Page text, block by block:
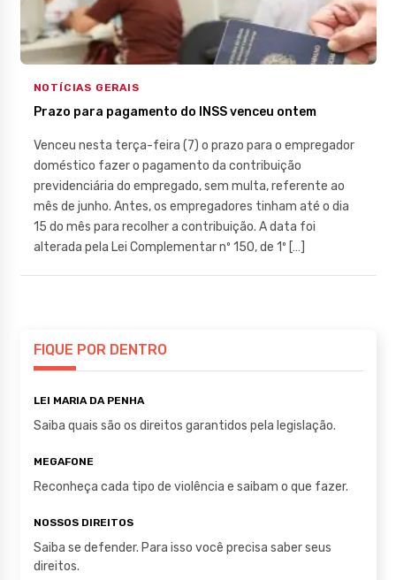
NOTÍCIAS GERAIS
Prazo para pagamento do INSS venceu ontem
Venceu nesta terça-feira (7) o prazo para o empregador
doméstico fazer o pagamento da contribuição
previdenciária do empregado, sem multa, referente ao
mês de junho. Antes, os empregadores tinham até o dia
15 do mês para recolher a contribuição. A data foi
alterada pela Lei Complementar nº 150, de 1º […]
FIQUE POR DENTRO
LEI MARIA DA PENHA
Saiba quais são os direitos garantidos pela legislação.
MEGAFONE
Reconheça cada tipo de violência e saibam o que fazer.
NOSSOS DIREITOS
Saiba se defender. Para isso você precisa saber seus
direitos.